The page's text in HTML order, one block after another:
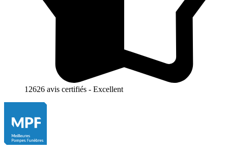
12626 avis certifiés - Excellent